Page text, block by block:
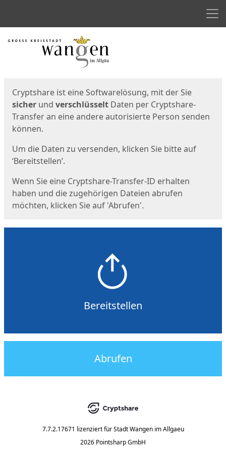
Start
Cryptshare ist eine Softwarelösung, mit der Sie
sicher und verschlüsselt Daten per Cryptshare-
Transfer an eine andere autorisierte Person senden
können.
Um die Daten zu versenden, klicken Sie bitte auf
‘Bereitstellen’.
Wenn Sie eine Cryptshare-Transfer-ID erhalten
haben und die zugehörigen Dateien abrufen
möchten, klicken Sie auf 'Abrufen'.
Bereitstellen
Abrufen
7.7.2.17671 lizenziert für Stadt Wangen im Allgaeu
2026 Pointsharp GmbH